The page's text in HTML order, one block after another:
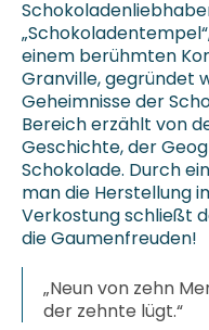
einem berühmten
Granville, gegründet
Geheimnisse der
Bereich erzählt von
Geschichte, der
Schokolade. Durch
man die Herstellung
Verkostung schließt
die Gaumenfreuden!
„Neun von zehn
der zehnte lügt.“